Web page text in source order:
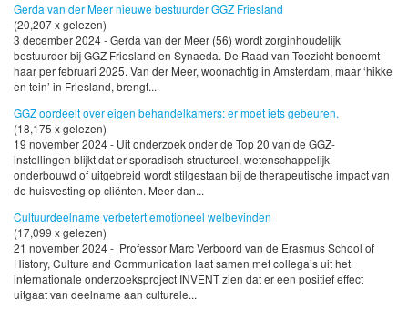
Gerda van der Meer nieuwe bestuurder GGZ Friesland
(20,207 x gelezen)
3 december 2024 - Gerda van der Meer (56) wordt zorginhoudelijk
bestuurder bij GGZ Friesland en Synaeda. De Raad van Toezicht benoemt
haar per februari 2025. Van der Meer, woonachtig in Amsterdam, maar ‘hikke
en tein’ in Friesland, brengt...
GGZ oordeelt over eigen behandelkamers: er moet iets gebeuren.
(18,175 x gelezen)
19 november 2024 - Uit onderzoek onder de Top 20 van de GGZ-
instellingen blijkt dat er sporadisch structureel, wetenschappelijk
onderbouwd of uitgebreid wordt stilgestaan bij de therapeutische impact van
de huisvesting op cliënten. Meer dan...
Cultuurdeelname verbetert emotioneel welbevinden
(17,099 x gelezen)
21 november 2024 - Professor Marc Verboord van de Erasmus School of
History, Culture and Communication laat samen met collega’s uit het
internationale onderzoeksproject INVENT zien dat er een positief effect
uitgaat van deelname aan culturele...